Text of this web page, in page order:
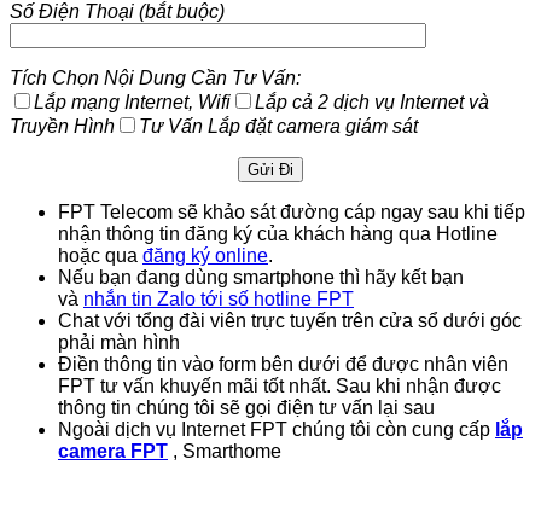
Số Điện Thoại (bắt buộc)
Tích Chọn Nội Dung Cần Tư Vấn:
Lắp mạng Internet, Wifi
Lắp cả 2 dịch vụ Internet và
Truyền Hình
Tư Vấn Lắp đặt camera giám sát
FPT Telecom sẽ khảo sát đường cáp ngay sau khi tiếp
nhận thông tin đăng ký của khách hàng qua Hotline
hoặc qua đăng ký online.
Nếu bạn đang dùng smartphone thì hãy kết bạn
và nhắn tin Zalo tới số hotline FPT
Chat với tổng đài viên trực tuyến trên cửa sổ dưới góc
phải màn hình
Điền thông tin vào form bên dưới để được nhân viên
FPT tư vấn khuyến mãi tốt nhất. Sau khi nhận được
thông tin chúng tôi sẽ gọi điện tư vấn lại sau
Ngoài dịch vụ Internet FPT chúng tôi còn cung cấp lắp
camera FPT , Smarthome